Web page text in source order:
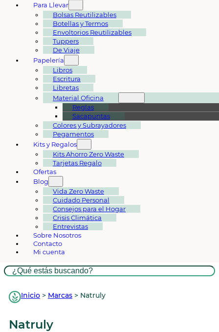
Para Llevar
Bolsas Reutilizables
Botellas y Termos
Envoltorios Reutilizables
Tuppers
De Viaje
Papelería
Libros
Escritura
Libretas
Material Oficina
Reglas
Sacapuntas
Colores y Subrayadores
Pegamentos
Kits y Regalos
Kits Ahorro Zero Waste
Tarjetas Regalo
Ofertas
Blog
Vida Zero Waste
Cuidado Personal
Consejos para el Hogar
Crisis Climática
Entrevistas
Sobre Nosotros
Contacto
Mi cuenta
Buscar
Inicio > Marcas > Natruly
Natruly